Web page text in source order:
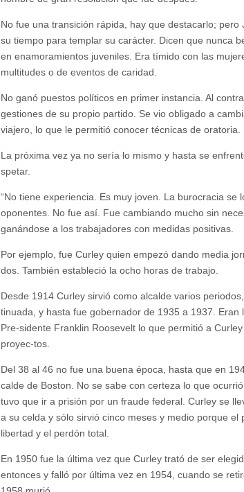
No fue una transición rápida, hay que destacarlo; pero
su tiempo para templar su carácter. Dicen que nunca
en enamoramientos juveniles. Era tímido con las
multitudes o de eventos de caridad.
No ganó puestos políticos en primer instancia. Al
gestiones de su propio partido. Se vio obligado a
viajero, lo que le permitió conocer técnicas de oratoria.
La próxima vez ya no sería lo mismo y hasta se
spetar.
“No tiene experiencia. Es muy joven. La burocracia se
oponentes. No fue así. Fue cambiando mucho sin
ganándose a los trabajadores con medidas positivas.
Por ejemplo, fue Curley quien empezó dando media
dos. También estableció la ocho horas de trabajo.
Desde 1914 Curley sirvió como alcalde varios
tinuada, y hasta fue gobernador de 1935 a 1937. Eran
Pre-sidente Franklin Roosevelt lo que permitió a
proyec-tos.
Del 38 al 46 no fue una buena época, hasta que en
calde de Boston. No se sabe con certeza lo que
tuvo que ir a prisión por un fraude federal. Curley se
a su celda y sólo sirvió cinco meses y medio porque el
libertad y el perdón total.
En 1950 fue la última vez que Curley trató de ser
entonces y falló por última vez en 1954, cuando se